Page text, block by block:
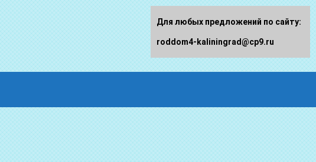
Для любых предложений по сайту:
roddom4-kaliningrad@cp9.ru